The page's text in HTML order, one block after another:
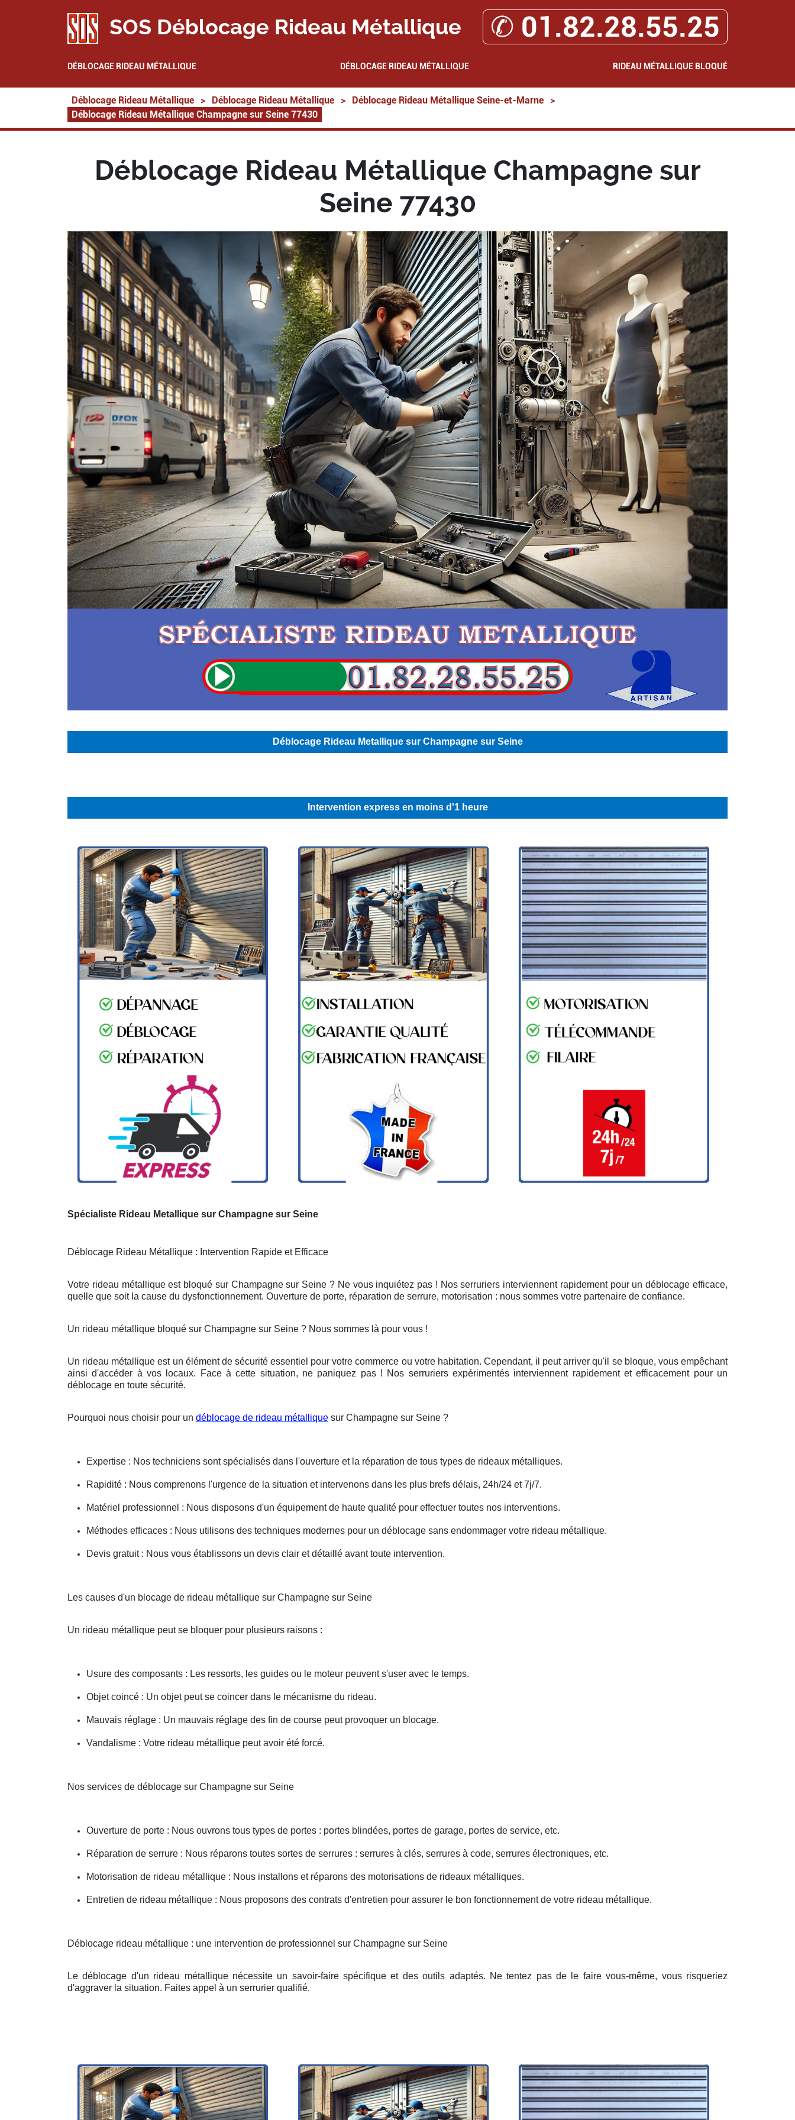
SOS Déblocage Rideau Métallique ✆ 01.82.28.55.25
DÉBLOCAGE RIDEAU MÉTALLIQUE DÉBLOCAGE RIDEAU MÉTALLIQUE RIDEAU MÉTALLIQUE BLOQUÉ
Déblocage Rideau Métallique > Déblocage Rideau Métallique > Déblocage Rideau Métallique Seine-et-Marne
>
Déblocage Rideau Métallique Champagne sur Seine 77430
Déblocage Rideau Métallique Champagne sur
Seine 77430
Déblocage Rideau Metallique sur Champagne sur Seine
Intervention express en moins d'1 heure
Spécialiste Rideau Metallique sur Champagne sur Seine
Déblocage Rideau Métallique : Intervention Rapide et Efficace
Votre rideau métallique est bloqué sur Champagne sur Seine ? Ne vous inquiétez pas ! Nos serruriers interviennent rapidement pour un déblocage efficace,
quelle que soit la cause du dysfonctionnement. Ouverture de porte, réparation de serrure, motorisation : nous sommes votre partenaire de confiance.
Un rideau métallique bloqué sur Champagne sur Seine ? Nous sommes là pour vous !
Un rideau métallique est un élément de sécurité essentiel pour votre commerce ou votre habitation. Cependant, il peut arriver qu'il se bloque, vous empêchant
ainsi d'accéder à vos locaux. Face à cette situation, ne paniquez pas ! Nos serruriers expérimentés interviennent rapidement et efficacement pour un
déblocage en toute sécurité.
Pourquoi nous choisir pour un déblocage de rideau métallique sur Champagne sur Seine ?
Expertise : Nos techniciens sont spécialisés dans l'ouverture et la réparation de tous types de rideaux métalliques.
Rapidité : Nous comprenons l'urgence de la situation et intervenons dans les plus brefs délais, 24h/24 et 7j/7.
Matériel professionnel : Nous disposons d'un équipement de haute qualité pour effectuer toutes nos interventions.
Méthodes efficaces : Nous utilisons des techniques modernes pour un déblocage sans endommager votre rideau métallique.
Devis gratuit : Nous vous établissons un devis clair et détaillé avant toute intervention.
Les causes d'un blocage de rideau métallique sur Champagne sur Seine
Un rideau métallique peut se bloquer pour plusieurs raisons :
Usure des composants : Les ressorts, les guides ou le moteur peuvent s'user avec le temps.
Objet coincé : Un objet peut se coincer dans le mécanisme du rideau.
Mauvais réglage : Un mauvais réglage des fin de course peut provoquer un blocage.
Vandalisme : Votre rideau métallique peut avoir été forcé.
Nos services de déblocage sur Champagne sur Seine
Ouverture de porte : Nous ouvrons tous types de portes : portes blindées, portes de garage, portes de service, etc.
Réparation de serrure : Nous réparons toutes sortes de serrures : serrures à clés, serrures à code, serrures électroniques, etc.
Motorisation de rideau métallique : Nous installons et réparons des motorisations de rideaux métalliques.
Entretien de rideau métallique : Nous proposons des contrats d'entretien pour assurer le bon fonctionnement de votre rideau métallique.
Déblocage rideau métallique : une intervention de professionnel sur Champagne sur Seine
Le déblocage d'un rideau métallique nécessite un savoir-faire spécifique et des outils adaptés. Ne tentez pas de le faire vous-même, vous risqueriez
d'aggraver la situation. Faites appel à un serrurier qualifié.